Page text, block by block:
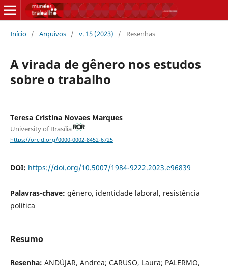
Início / Arquivos / v. 15 (2023) / Resenhas
A virada de gênero nos estudos
sobre o trabalho
Teresa Cristina Novaes Marques
University of Brasília
https://orcid.org/0000-0002-8452-6725
DOI: https://doi.org/10.5007/1984-9222.2023.e96839
Palavras-chave: gênero, identidade laboral, resistência
política
Resumo
Resenha: ANDÚJAR, Andrea; CARUSO, Laura; PALERMO,